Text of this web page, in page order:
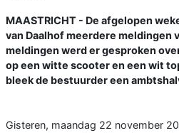
MAASTRICHT - De afgelopen
van Daalhof meerdere meldingen
meldingen werd er gesproken
op een witte scooter en een wit
bleek de bestuurder een
Gisteren, maandag 22 november